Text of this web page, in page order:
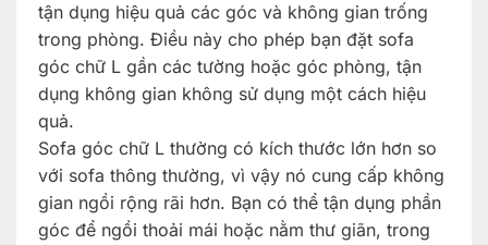
tận dụng hiệu quả các góc và không gian trống
trong phòng. Điều này cho phép bạn đặt sofa
góc chữ L gần các tường hoặc góc phòng, tận
dụng không gian không sử dụng một cách hiệu
quả.
Sofa góc chữ L thường có kích thước lớn hơn so
với sofa thông thường, vì vậy nó cung cấp không
gian ngồi rộng rãi hơn. Bạn có thể tận dụng phần
góc để ngồi thoải mái hoặc nằm thư giãn, trong